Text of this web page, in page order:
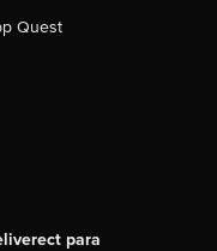
Quest
para